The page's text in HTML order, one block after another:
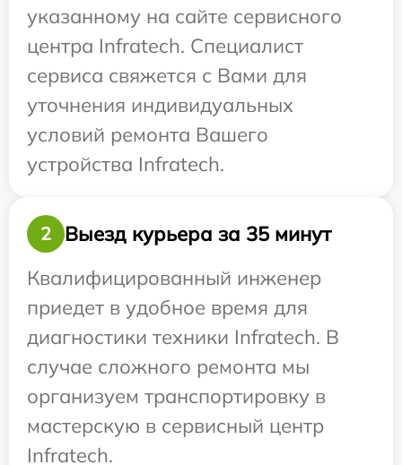
указанному на сайте сервисного
центра Infratech. Специалист
сервиса свяжется с Вами для
уточнения индивидуальных
условий ремонта Вашего
устройства Infratech.
2
Выезд курьера за 35 минут
Квалифицированный инженер
приедет в удобное время для
диагностики техники Infratech. В
случае сложного ремонта мы
организуем транспортировку в
мастерскую в сервисный центр
Infratech.